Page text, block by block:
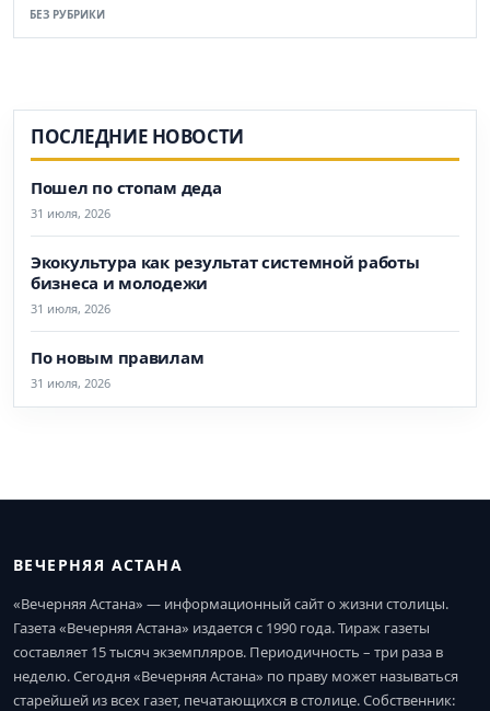
БЕЗ РУБРИКИ
ПОСЛЕДНИЕ НОВОСТИ
Пошел по стопам деда
31 июля, 2026
Экокультура как результат системной работы
бизнеса и молодежи
31 июля, 2026
По новым правилам
31 июля, 2026
ВЕЧЕРНЯЯ АСТАНА
«Вечерняя Астана» — информационный сайт о жизни столицы.
Газета «Вечерняя Астана» издается с 1990 года. Тираж газеты
составляет 15 тысяч экземпляров. Периодичность – три раза в
неделю. Сегодня «Вечерняя Астана» по праву может называться
старейшей из всех газет, печатающихся в столице. Собственник: